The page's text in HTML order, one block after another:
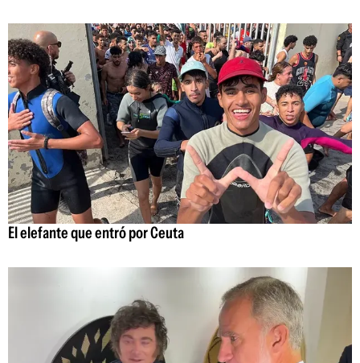
El elefante que entró por Ceuta